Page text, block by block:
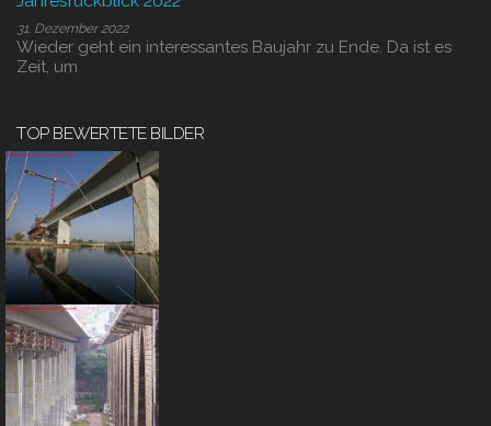
31. Dezember 2022
Wieder geht ein interessantes Baujahr zu Ende. Da ist es
Zeit, um
TOP BEWERTETE BILDER